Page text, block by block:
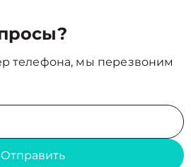
телефона, мы перезвоним
Отправить